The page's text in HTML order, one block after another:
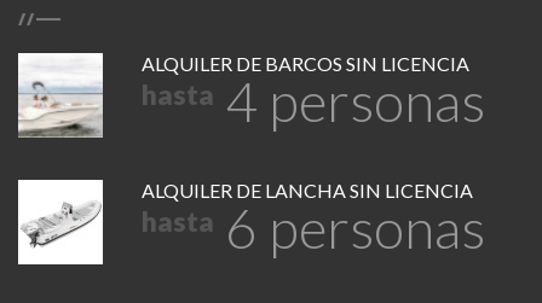
/ /
ALQUILER DE BARCOS SIN LICENCIA
hasta 4 personas
ALQUILER DE LANCHA SIN LICENCIA
hasta 6 personas